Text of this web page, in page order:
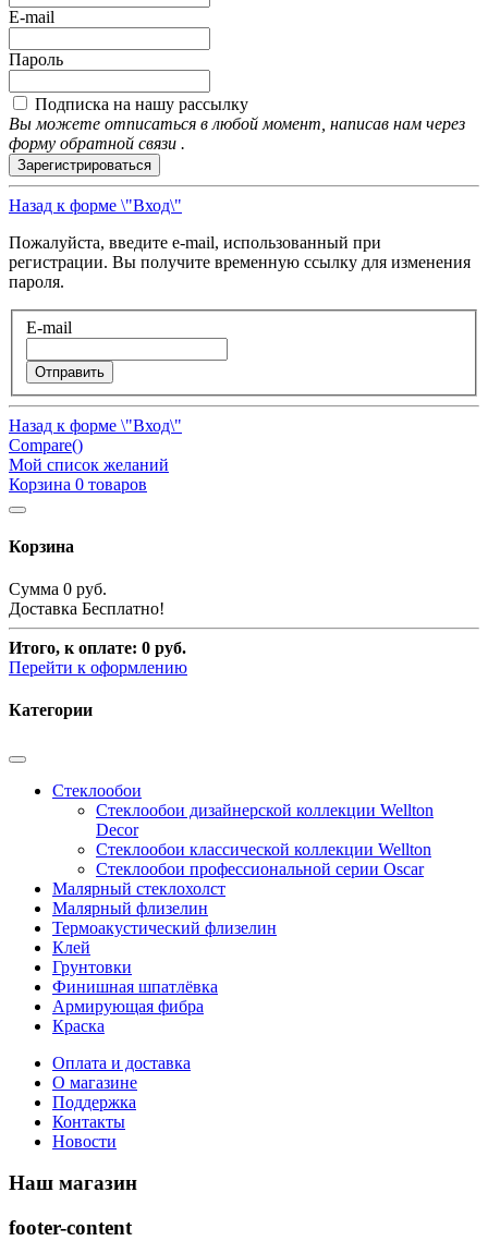
E-mail
Пароль
Подписка на нашу рассылку
Вы можете отписаться в любой момент, написав нам через
форму обратной связи .
Зарегистрироваться
Назад к форме \"Вход\"
Пожалуйста, введите e-mail, использованный при
регистрации. Вы получите временную ссылку для изменения
пароля.
E-mail
Отправить
Назад к форме \"Вход\"
Compare()
Мой список желаний
Корзина 0 товаров
Корзина
Сумма 0 руб.
Доставка Бесплатно!
Итого, к оплате: 0 руб.
Перейти к оформлению
Категории
Стеклообои
Стеклообои дизайнерской коллекции Wellton
Decor
Стеклообои классической коллекции Wellton
Стеклообои профессиональной серии Oscar
Малярный стеклохолст
Малярный флизелин
Термоакустический флизелин
Клей
Грунтовки
Финишная шпатлёвка
Армирующая фибра
Краска
Оплата и доставка
О магазине
Поддержка
Контакты
Новости
Наш магазин
footer-content